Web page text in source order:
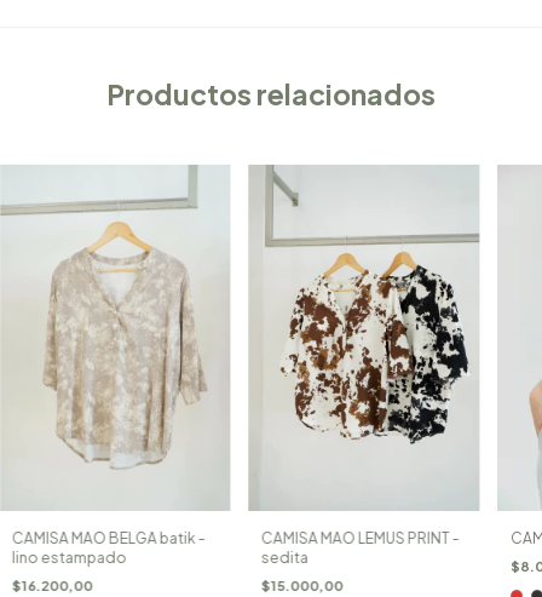
Productos relacionados
CAMISA MAO BELGA batik -
lino estampado
$16.200,00
CAMISA MAO LEMUS PRINT -
sedita
$15.000,00